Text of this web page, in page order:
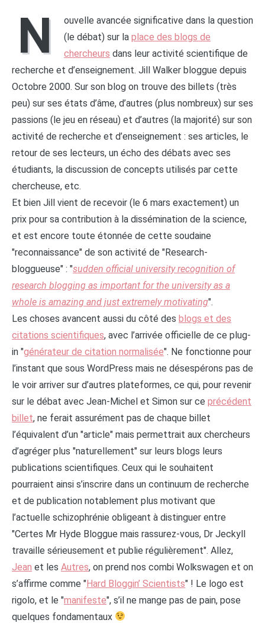
N
ouvelle avancée significative dans la question
(le débat) sur la place des blogs de
chercheurs dans leur activité scientifique de
recherche et d’enseignement. Jill Walker bloggue depuis
Octobre 2000. Sur son blog on trouve des billets (très
peu) sur ses états d’âme, d’autres (plus nombreux) sur ses
passions (le jeu en réseau) et d’autres (la majorité) sur son
activité de recherche et d’enseignement : ses articles, le
retour de ses lecteurs, un écho des débats avec ses
étudiants, la discussion de concepts utilisés par cette
chercheuse, etc.
Et bien Jill vient de recevoir (le 6 mars exactement) un
prix pour sa contribution à la dissémination de la science,
et est encore toute étonnée de cette soudaine
"reconnaissance" de son activité de "Research-
bloggueuse" : "sudden official university recognition of
research blogging as important for the university as a
whole is amazing and just extremely motivating".
Les choses avancent aussi du côté des blogs et des
citations scientifiques, avec l’arrivée officielle de ce plug-
in "générateur de citation normalisée". Ne fonctionne pour
l’instant que sous WordPress mais ne désespérons pas de
le voir arriver sur d’autres plateformes, ce qui, pour revenir
sur le débat avec Jean-Michel et Simon sur ce précédent
billet, ne ferait assurément pas de chaque billet
l’équivalent d’un "article" mais permettrait aux chercheurs
d’agréger plus "naturellement" sur leurs blogs leurs
publications scientifiques. Ceux qui le souhaitent
pourraient ainsi s’inscrire dans un continuum de recherche
et de publication notablement plus motivant que
l’actuelle schizophrénie obligeant à distinguer entre
"Certes Mr Hyde Bloggue mais rassurez-vous, Dr Jeckyll
travaille sérieusement et publie régulièrement". Allez,
Jean et les Autres, on prend nos combi Wolkswagen et on
s’affirme comme "Hard Bloggin’ Scientists" ! Le logo est
rigolo, et le "manifeste", s’il ne mange pas de pain, pose
quelques fondamentaux